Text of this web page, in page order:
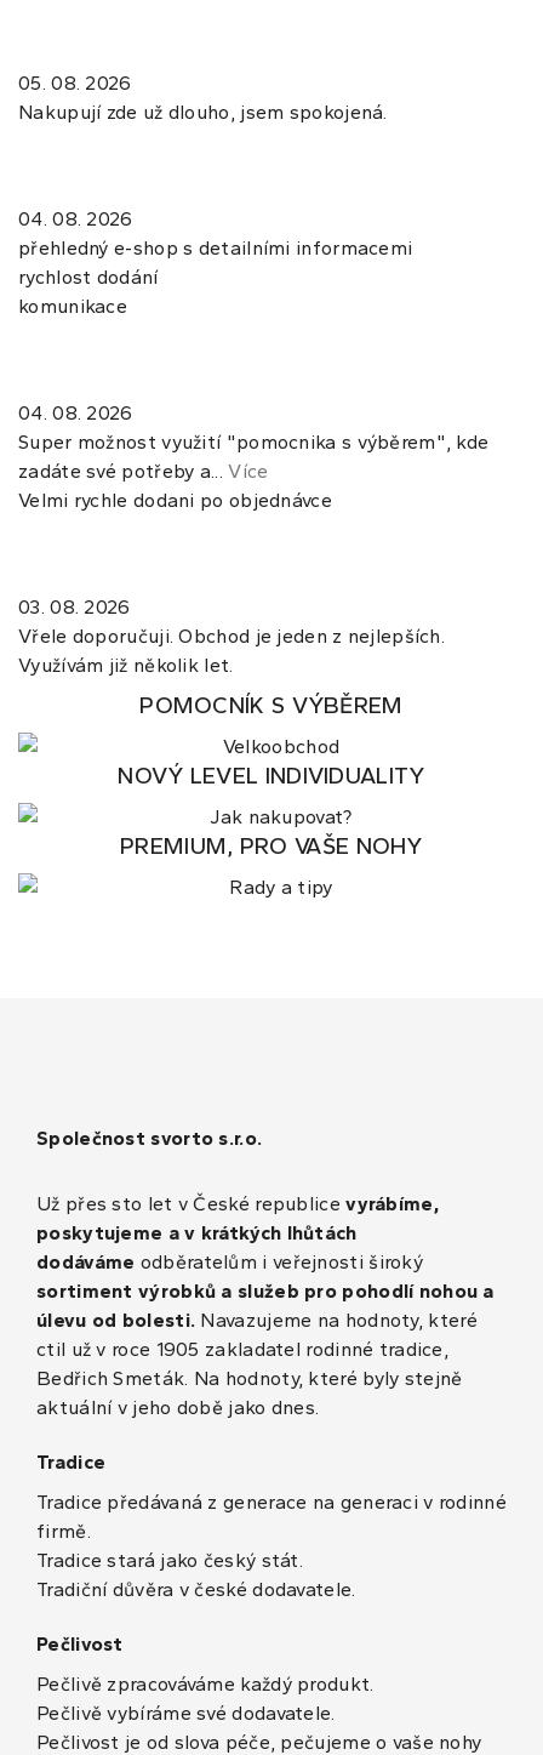
05. 08. 2026
Nakupují zde už dlouho, jsem spokojená.
04. 08. 2026
přehledný e-shop s detailními informacemi
rychlost dodání
komunikace
04. 08. 2026
Super možnost využití "pomocnika s výběrem", kde
zadáte své potřeby a...Více
Velmi rychle dodani po objednávce
03. 08. 2026
Vřele doporučuji. Obchod je jeden z nejlepších.
Využívám již několik let.
POMOCNÍK S VÝBĚREM
NOVÝ LEVEL INDIVIDUALITY
PREMIUM, PRO VAŠE NOHY
Společnost svorto s.r.o.
Už přes sto let v České republicevyrábíme,
poskytujeme a v krátkých lhůtách
dodáváme odběratelům i veřejnosti široký
sortiment výrobků a služeb pro pohodlí nohou a
úlevu od bolesti. Navazujeme na hodnoty, které
ctil už v roce 1905 zakladatel rodinné tradice,
Bedřich Smeták. Na hodnoty, které byly stejně
aktuální v jeho době jako dnes.
Tradice
Tradice předávaná z generace na generaci v rodinné
firmě.
Tradice stará jako český stát.
Tradiční důvěra v české dodavatele.
Pečlivost
Pečlivě zpracováváme každý produkt.
Pečlivě vybíráme své dodavatele.
Pečlivost je od slova péče, pečujeme o vaše nohy